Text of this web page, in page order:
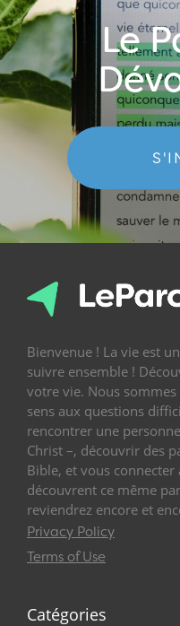
Le
Bienvenue ! La vie est
suivre ensemble !
votre vie. Nous
sens aux questions
rencontrer une
Christ –, découvrir des
Bible, et vous connecter
découvrent ce même
reviendrez encore et
Privacy Policy
Terms of Use
Catégories